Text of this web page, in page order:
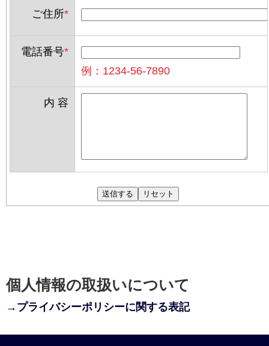
ご住所*
電話番号*
例：1234-56-7890
内 容
個人情報の取扱いについて
→プライバシーポリシーに関する表記